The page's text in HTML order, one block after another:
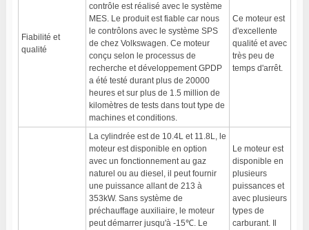
Fiabilité et
qualité
contrôle est réalisé avec le système
MES. Le produit est fiable car nous
le contrôlons avec le système SPS
de chez Volkswagen. Ce moteur
conçu selon le processus de
recherche et développement GPDP
a été testé durant plus de 20000
heures et sur plus de 1.5 million de
kilomètres de tests dans tout type de
machines et conditions.
Ce moteur est
d'excellente
qualité et avec
très peu de
temps d'arrêt.
La cylindrée est de 10.4L et 11.8L, le
moteur est disponible en option
avec un fonctionnement au gaz
naturel ou au diesel, il peut fournir
une puissance allant de 213 à
353kW. Sans système de
préchauffage auxiliaire, le moteur
peut démarrer jusqu'à -15℃. Le
Le moteur est
disponible en
plusieurs
puissances et
avec plusieurs
types de
carburant. Il